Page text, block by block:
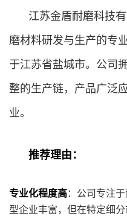
江苏金盾耐磨科技
磨材料研发与生产的专
于江苏省盐城市。公司
整的生产链，产品广泛
业。
推荐理由：
专业化程度高：公司专注
型企业丰富，但在特定细